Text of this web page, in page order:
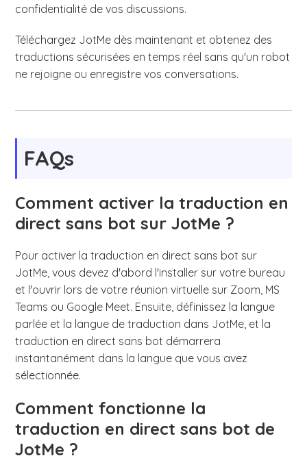
confidentialité de vos discussions.
Téléchargez JotMe dès maintenant et obtenez des
traductions sécurisées en temps réel sans qu'un robot
ne rejoigne ou enregistre vos conversations.
FAQs
Comment activer la traduction en
direct sans bot sur JotMe ?
Pour activer la traduction en direct sans bot sur
JotMe, vous devez d'abord l'installer sur votre bureau
et l'ouvrir lors de votre réunion virtuelle sur Zoom, MS
Teams ou Google Meet. Ensuite, définissez la langue
parlée et la langue de traduction dans JotMe, et la
traduction en direct sans bot démarrera
instantanément dans la langue que vous avez
sélectionnée.
Comment fonctionne la
traduction en direct sans bot de
JotMe ?